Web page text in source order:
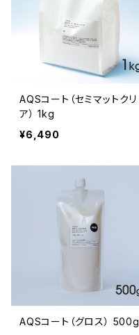
AQSコート（セミマットクリ
ア） 1kg
¥6,490
AQSコート（グロス） 500g